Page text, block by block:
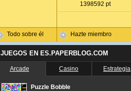
Todo sobre él
1398592 pt
Hazte miembro
JUEGOS EN ES.PAPERBLOG.COM
Arcade Casino Estrategia
Puzzle Bobble